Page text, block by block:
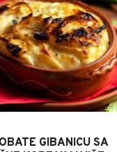
GIBANICU SA